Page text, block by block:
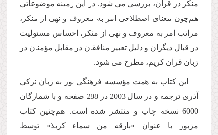
منكر در قرآن، بررسى مى شود. در این زمینه موضوعاتی
هم‌چون معناى اصطلاحى امر به معروف و نهى از منكر،
مراتب امر به معروف و نهى از منكر، احساس مسئولیت
در قبال دیگران و دلیل تعبیر منافقان در مقابل مؤمنان در
زبان قرآن كریم، مطرح مى شود.
این كتاب به همت مؤسسه فرهنگى نور به زبان تركى
آذرى ترجمه و در سال 2003 در 288 صفحه و با شمارگان
6000 نسخه چاپ و منتشر شده است. هم‌چنین کتاب
مزبور با عنوان «بارقه من سماء کربلا» توسط